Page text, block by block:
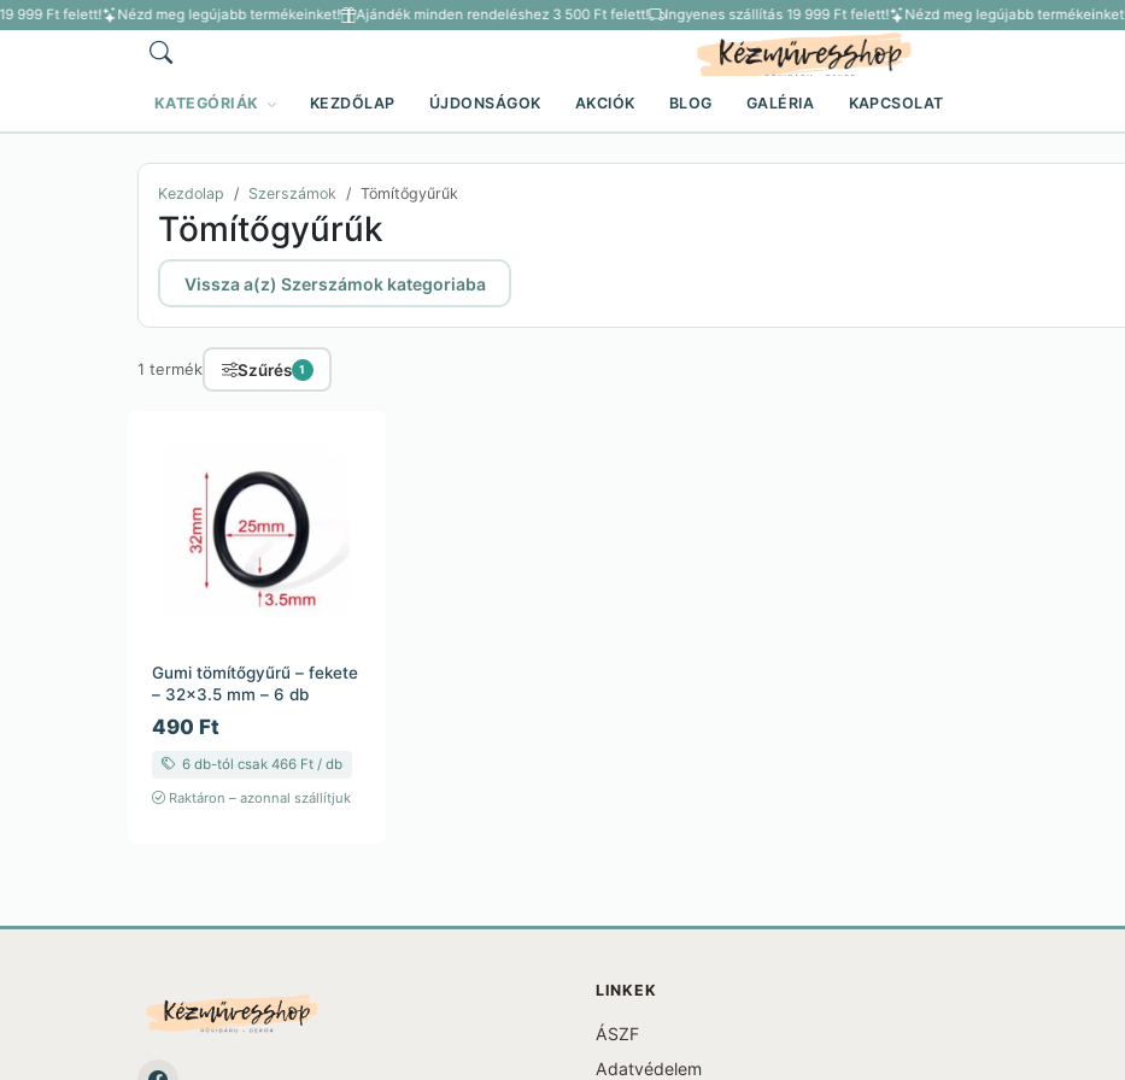
999 Ft felett! Nézd meg legújabb termékeinket! Ajándék minden rendeléshez 3 500 Ft felett! Ingyenes szállítás 19 999 Ft felett! Nézd meg legújabb termékeinket!
KATEGÓRIÁK KEZDŐLAP ÚJDONSÁGOK AKCIÓK BLOG GALÉRIA KAPCSOLAT
Kezdolap Szerszámok Tömítőgyűrűk
Tömítőgyűrűk
Vissza a(z) Szerszámok kategoriaba
1 termék Szűrés 1
Gumi tömítőgyűrű – fekete
– 32×3.5 mm – 6 db
490 Ft
6 db-tól csak 466 Ft / db
Raktáron – azonnal szállítjuk
LINKEK
ÁSZF
Adatvédelem